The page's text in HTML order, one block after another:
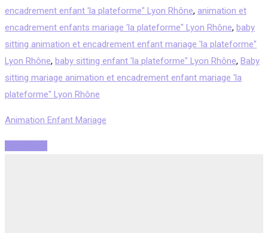
encadrement enfant 'la plateforme" Lyon Rhône, animation et
encadrement enfants mariage 'la plateforme" Lyon Rhône, baby
sitting animation et encadrement enfant mariage 'la plateforme"
Lyon Rhône, baby sitting enfant 'la plateforme" Lyon Rhône, Baby
sitting mariage animation et encadrement enfant mariage 'la
plateforme" Lyon Rhône
Animation Enfant Mariage